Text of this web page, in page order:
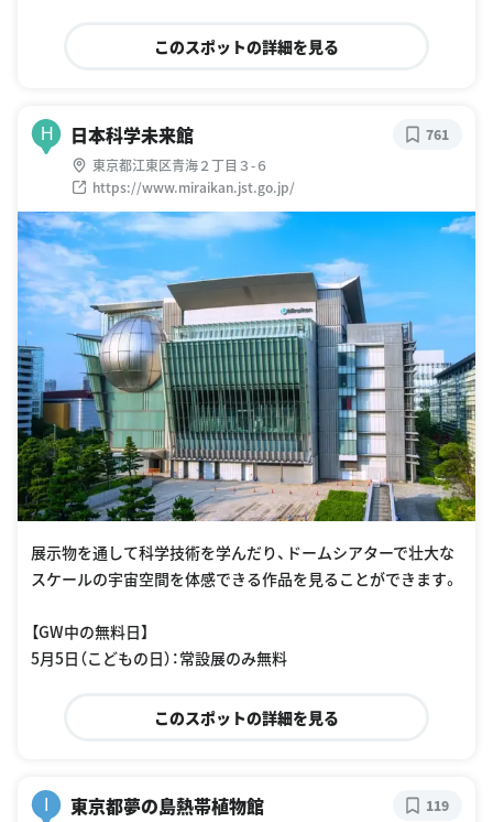
このスポットの詳細を見る
H 日本科学未来館
東京都江東区青海２丁目３-６
https://www.miraikan.jst.go.jp/
761
展示物を通して科学技術を学んだり、ドームシアターで壮大な
スケールの宇宙空間を体感できる作品を見ることができます。
【GW中の無料日】
5月5日（こどもの日）：常設展のみ無料
このスポットの詳細を見る
I 東京都夢の島熱帯植物館 119